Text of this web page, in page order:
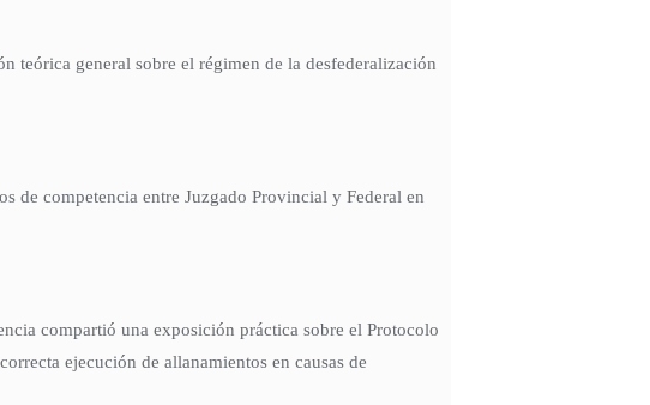
teórica general sobre el régimen de la desfederalización
de competencia entre Juzgado Provincial y Federal en
compartió una exposición práctica sobre el Protocolo
ejecución de allanamientos en causas de